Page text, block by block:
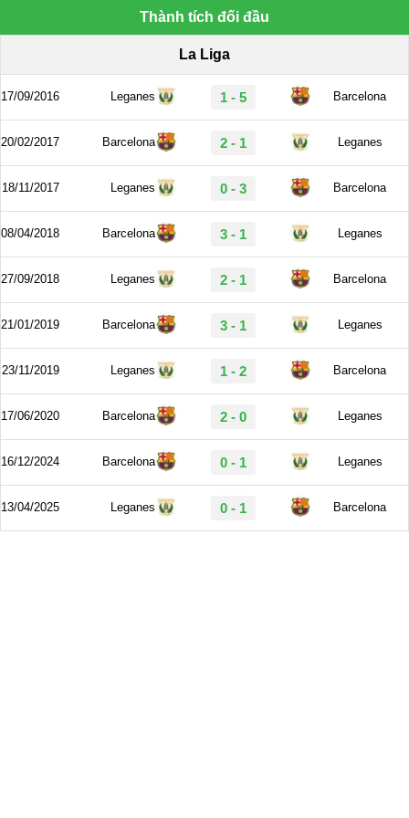
Thành tích đối đầu
La Liga
17/09/2016 Leganes 1 - 5 Barcelona
20/02/2017 Barcelona 2 - 1 Leganes
18/11/2017 Leganes 0 - 3 Barcelona
08/04/2018 Barcelona 3 - 1 Leganes
27/09/2018 Leganes 2 - 1 Barcelona
21/01/2019 Barcelona 3 - 1 Leganes
23/11/2019 Leganes 1 - 2 Barcelona
17/06/2020 Barcelona 2 - 0 Leganes
16/12/2024 Barcelona 0 - 1 Leganes
13/04/2025 Leganes 0 - 1 Barcelona